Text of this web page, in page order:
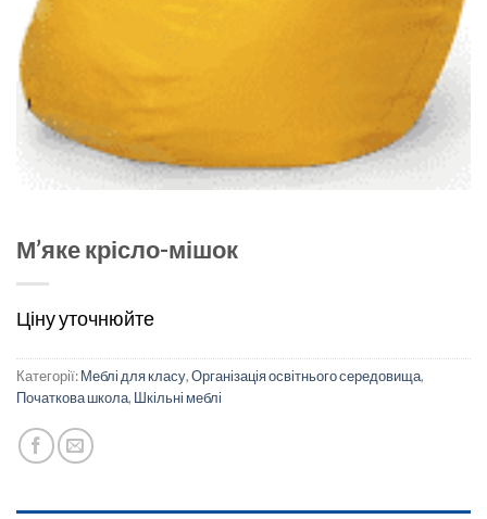
М’яке крісло-мішок
Ціну уточнюйте
Категорії:Меблі для класу,Організація освітнього середовища,
Початкова школа, Шкільні меблі